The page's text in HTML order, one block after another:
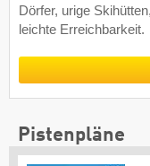
Dörfer, urige
leichte Erreichbarkeit.
Pistenpläne